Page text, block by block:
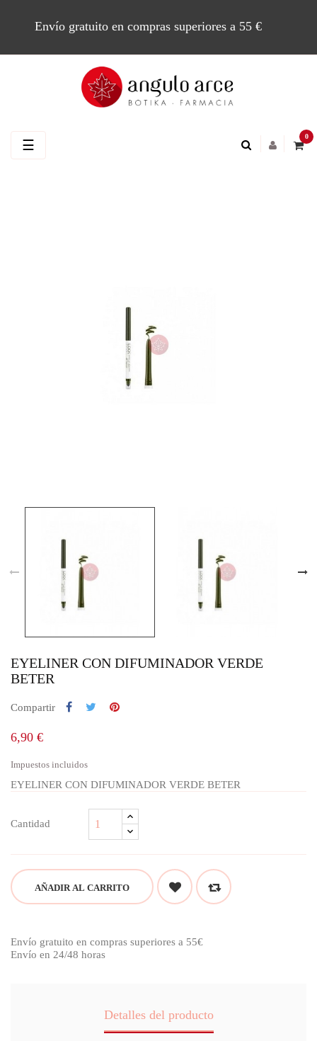
Envío gratuito en compras superiores a 55 €
0
Navegación
☰
EYELINER CON DIFUMINADOR VERDE
BETER
Compartir
6,90 €
Impuestos incluidos
EYELINER CON DIFUMINADOR VERDE BETER
Cantidad
AÑADIR AL CARRITO
Envío gratuito en compras superiores a 55€
Envío en 24/48 horas
Detalles del producto